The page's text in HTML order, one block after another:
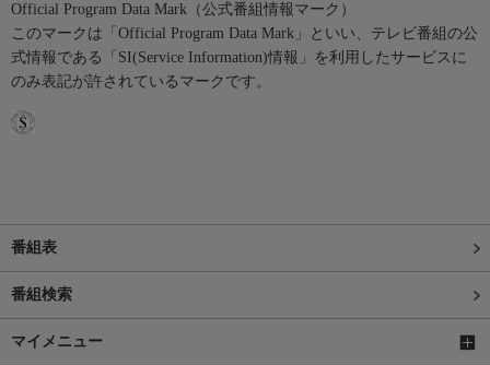
Official Program Data Mark（公式番組情報マーク）
このマークは「Official Program Data Mark」といい、テレビ番組の公
式情報である「SI(Service Information)情報」を利用したサービスに
のみ表記が許されているマークです。
番組表
番組検索
マイメニュー